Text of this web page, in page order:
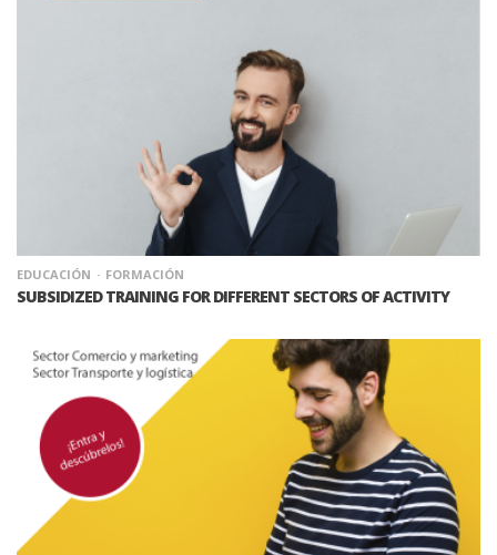
EDUCACIÓN FORMACIÓN
SUBSIDIZED TRAINING FOR DIFFERENT SECTORS OF ACTIVITY